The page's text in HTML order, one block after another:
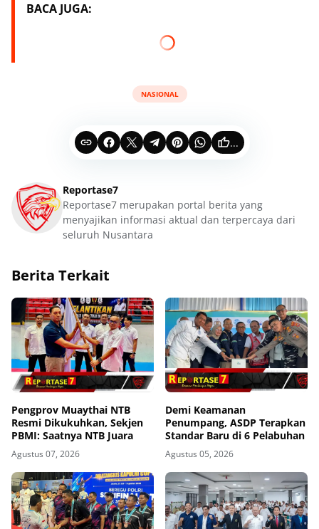
BACA JUGA:
NASIONAL
...
Reportase7
Reportase7 merupakan portal berita yang
menyajikan informasi aktual dan terpercaya dari
seluruh Nusantara
Berita Terkait
Pengprov Muaythai NTB
Resmi Dikukuhkan, Sekjen
PBMI: Saatnya NTB Juara
Agustus 07, 2026
Demi Keamanan
Penumpang, ASDP Terapkan
Standar Baru di 6 Pelabuhan
Agustus 05, 2026